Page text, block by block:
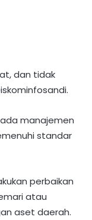
dan tidak
manajemen
standar
perbaikan
atau
aset daerah.